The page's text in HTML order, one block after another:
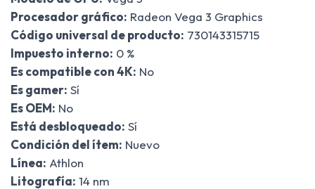
Procesador gráfico: Radeon Vega 3 Graphics
Código universal de producto: 730143315715
Impuesto interno: 0 %
Es compatible con 4K: No
Es gamer: Sí
Es OEM: No
Está desbloqueado: Sí
Condición del ítem: Nuevo
Línea: Athlon
Litografía: 14 nm